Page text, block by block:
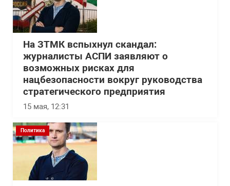
На ЗТМК вспыхнул скандал:
журналисты АСПИ заявляют о
возможных рисках для
нацбезопасности вокруг руководства
стратегического предприятия
15 мая, 12:31
Политика